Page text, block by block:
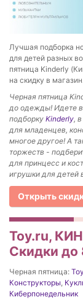
Лучшая подборка
для детей разных
пятница Kinderly
на скидку в
Черная пятница
до одежды! Идете в
подборку Kinderly,
для младенцев,
многое другое! А
торжеств -
для принцесс и
игрушки для детей
Открыть
Toy.ru,
Скидки до
Черная пятница:
Конструкторы,
Киберпонедельник